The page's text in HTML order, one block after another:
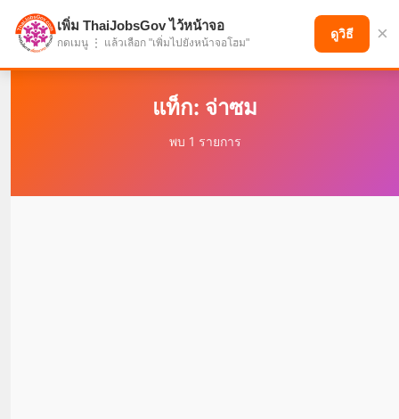
แบ่งปันโอกาส เพื่ออนาคตที่ก้าวหน้า
แท็ก: จ่าซม
พบ 1 รายการ
เพิ่ม ThaiJobsGov ไว้หน้าจอ
กดเมนู ⋮ แล้วเลือก "เพิ่มไปยังหน้าจอโฮม"
ดูวิธี ×